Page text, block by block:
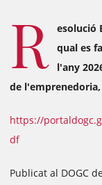
R
esolució
qual es
l'any
de l'emprenedoria,
https://
df
Publicat al DOGC